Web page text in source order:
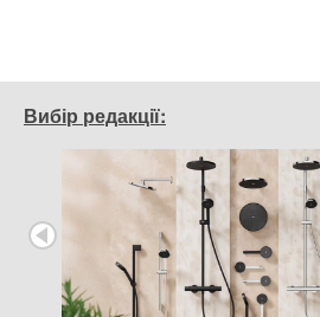
Вибір редакції: